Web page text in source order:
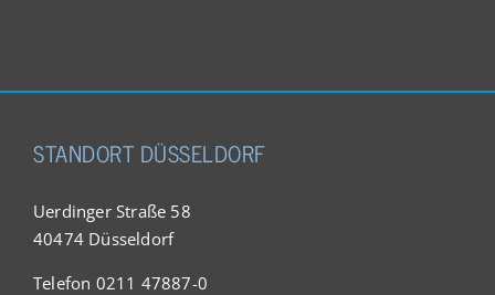
STANDORT DÜSSELDORF
Uerdinger Straße 58
40474 Düsseldorf
Telefon 0211 47887-0